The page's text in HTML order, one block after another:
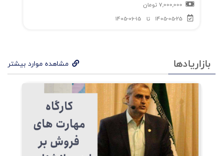
7,000,000 تومان
1405-05-25
تا 1405-06-15
بازاریادها مشاهده موارد بیشتر